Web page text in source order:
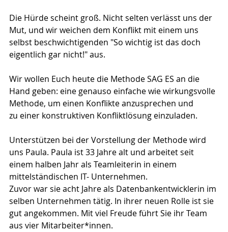
Die Hürde scheint groß. Nicht selten verlässt uns der
Mut, und wir weichen dem Konflikt mit einem uns
selbst beschwichtigenden "So wichtig ist das doch
eigentlich gar nicht!" aus.
Wir wollen Euch heute die Methode SAG ES an die
Hand geben: eine genauso einfache wie wirkungsvolle
Methode, um einen Konflikte anzusprechen und
zu einer konstruktiven Konfliktlösung einzuladen.
Unterstützen bei der Vorstellung der Methode wird
uns Paula. Paula ist 33 Jahre alt und arbeitet seit
einem halben Jahr als Teamleiterin in einem
mittelständischen IT- Unternehmen.
Zuvor war sie acht Jahre als Datenbankentwicklerin im
selben Unternehmen tätig. In ihrer neuen Rolle ist sie
gut angekommen. Mit viel Freude führt Sie ihr Team
aus vier Mitarbeiter*innen.